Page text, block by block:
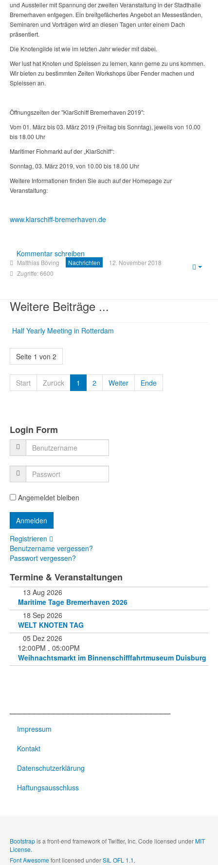
und Aussteller mit Spannung der zweiten Veranstaltung in der Stadthalle
Bremerhaven entgegen. Ein breitgefächertes Angebot an Messeständen,
Seminaren und Vorträgen wird an diesen Tagen unter einem Dach
präsentiert.
Die Knotengilde ist wie im letzten Jahr wieder mit dabei.
Wer lust hat Knoten und Spleissen zu lernen, kann gerne zu uns kommen.
Wir bieten zu bestimmten Zeiten Workshops über Fender machen und
Spleissen an.
Öffnungszeiten der "KlarSchiff Bremerhaven 2019":
Vom 01. März bis 03. März 2019 (Freitag bis Sonntag), jeweils von 10.00
bis 18.00 Uhr
Maritimer Flohmarkt auf der „KlarSchiff“:
Sonntag, 03. März 2019, von 10.00 bis 18.00 Uhr
Weitere Informationen finden Sie auch auf der Homepage zur
Veranstaltung:
www.klarschiff-bremerhaven.de
Kommentar schreiben
Matthias Böving Nachrichten
12. November 2018
Zugriffe: 6600
Weitere Beiträge ...
Half Yearly Meeting in Rotterdam
Seite 1 von 2
Start Zurück 1 2 Weiter Ende
Login Form
Angemeldet bleiben
Registrieren
Benutzername vergessen?
Passwort vergessen?
Termine & Veranstaltungen
13 Aug 2026
Maritime Tage Bremerhaven 2026
18 Sep 2026
WELT KNOTEN TAG
05 Dez 2026
12:00PM - 05:00PM
Weihnachtsmarkt im Binnenschifffahrtmuseum Duisburg
Impressum
Kontakt
Datenschutzerklärung
Haftungsausschluss
Bootstrapis a front-end framework of Twitter, Inc. Code licensed underMIT
License.
Font Awesomefont licensed underSIL OFL 1.1.